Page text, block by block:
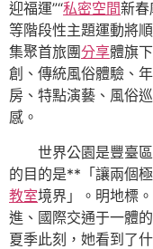
迎福運”“私密空間新春
等階段性主題運動將
集聚首旅團分享體旗
創、傳統風俗體驗、
房、特點演藝、風俗
感。
世界公園是豐臺
的目的是**「讓兩個
教室境界」。明地標
進、國際交通于一體
夏季此刻，她看到了